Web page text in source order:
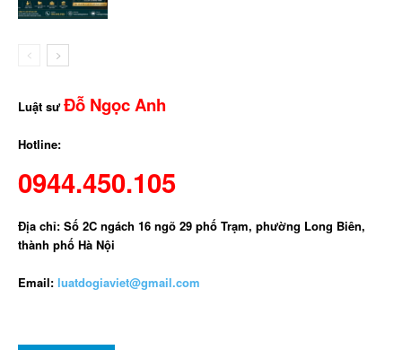
Luật sưĐỗ Ngọc Anh
Hotline:
0944.450.105
Địa chỉ: Số 2C ngách 16 ngõ 29 phố Trạm, phường Long Biên,
thành phố Hà Nội
Email: luatdogiaviet@gmail.com